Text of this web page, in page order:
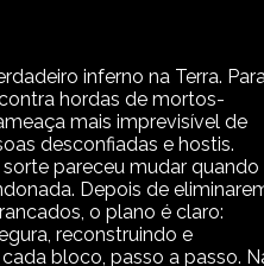
inferno na Terra.
hordas de mortos-
mais imprevisível de
desconfiadas e hostis.
pareceu mudar quando
Depois de
o plano é claro:
reconstruindo e
bloco, passo a passo.